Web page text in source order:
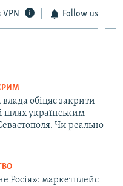
VPN Follow us
влада обіцяє закрити
шлях українським
Чи реально
Росія»: маркетплейс